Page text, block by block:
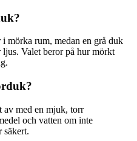
mörka rum, medan en grå duk
Valet beror på hur mörkt
av med en mjuk, torr
och vatten om inte
säkert.